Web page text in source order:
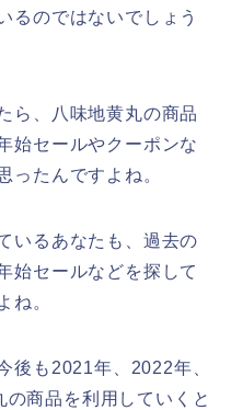
るのではないでしょう
ら、八味地黄丸の商品
始セールやクーポンな
ったんですよね。
いるあなたも、過去の
始セールなどを探して
ね。
後も2021年、2022年、
商品を利用していくと